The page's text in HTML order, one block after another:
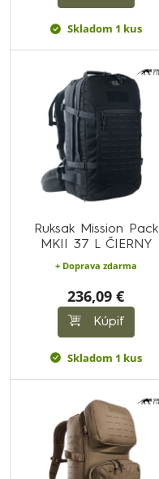
Skladom 1 kus
Ruksak Mission Pack
MKII 37 L ČIERNY
+ Doprava zdarma
236,09 €
Kúpiť
Skladom 1 kus